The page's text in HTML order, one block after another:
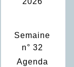
Semaine
n° 32
Agenda